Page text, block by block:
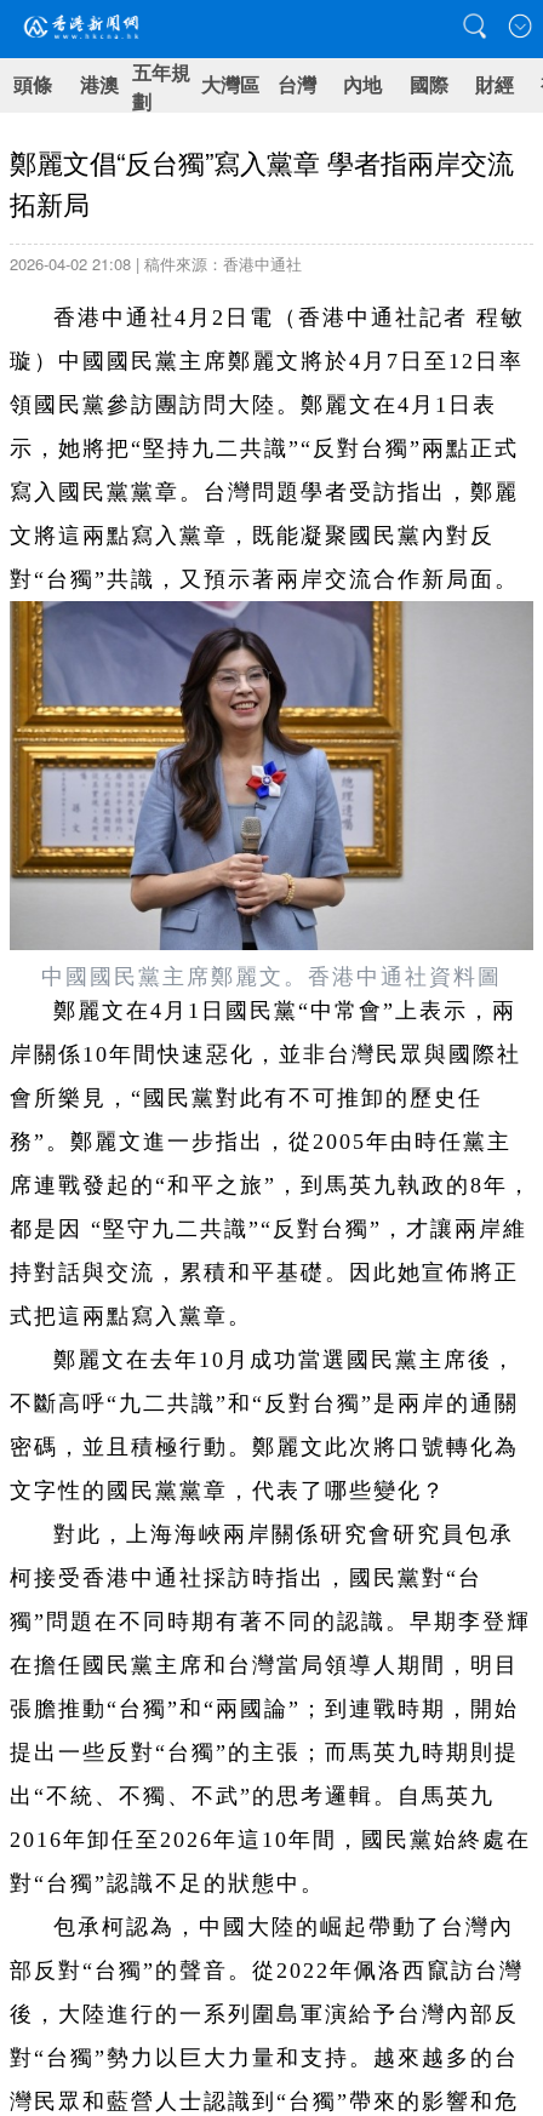
頭條 港澳 五年規
劃
大灣區 台灣 內地 國際 財經
鄭麗文倡“反台獨”寫入黨章 學者指兩岸交流
拓新局
2026-04-02 21:08 | 稿件來源：香港中通社
香港中通社4月2日電（香港中通社記者 程敏
璇）中國國民黨主席鄭麗文將於4月7日至12日率
領國民黨參訪團訪問大陸。鄭麗文在4月1日表
示，她將把“堅持九二共識”“反對台獨”兩點正式
寫入國民黨黨章。台灣問題學者受訪指出，鄭麗
文將這兩點寫入黨章，既能凝聚國民黨內對反
對“台獨”共識，又預示著兩岸交流合作新局面。
中國國民黨主席鄭麗文。 香港中通社資料圖
鄭麗文在4月1日國民黨“中常會”上表示，兩
岸關係10年間快速惡化，並非台灣民眾與國際社
會所樂見，“國民黨對此有不可推卸的歷史任
務”。鄭麗文進一步指出，從2005年由時任黨主
席連戰發起的“和平之旅”，到馬英九執政的8年，
都是因 “堅守九二共識”“反對台獨”，才讓兩岸維
持對話與交流，累積和平基礎。因此她宣佈將正
式把這兩點寫入黨章。
鄭麗文在去年10月成功當選國民黨主席後，
不斷高呼“九二共識”和“反對台獨”是兩岸的通關
密碼，並且積極行動。鄭麗文此次將口號轉化為
文字性的國民黨黨章，代表了哪些變化？
對此，上海海峽兩岸關係研究會研究員包承
柯接受香港中通社採訪時指出，國民黨對“台
獨”問題在不同時期有著不同的認識。早期李登輝
在擔任國民黨主席和台灣當局領導人期間，明目
張膽推動“台獨”和“兩國論”；到連戰時期，開始
提出一些反對“台獨”的主張；而馬英九時期則提
出“不統、不獨、不武”的思考邏輯。自馬英九
2016年卸任至2026年這10年間，國民黨始終處在
對“台獨”認識不足的狀態中。
包承柯認為，中國大陸的崛起帶動了台灣內
部反對“台獨”的聲音。從2022年佩洛西竄訪台灣
後，大陸進行的一系列圍島軍演給予台灣內部反
對“台獨”勢力以巨大力量和支持。越來越多的台
灣民眾和藍營人士認識到“台獨”帶來的影響和危